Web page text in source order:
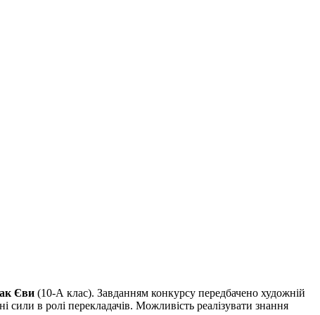
Єви (10-А клас). Завданням конкурсу передбачено художній
в ролі перекладачів. Можливість реалізувати знання